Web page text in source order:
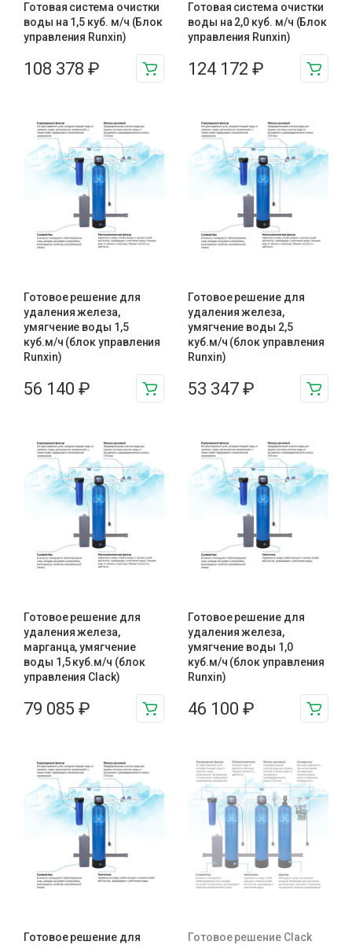
Готовая система очистки
воды на 1,5 куб. м/ч (Блок
управления Runxin)
108 378 ₽
Готовая система очистки
воды на 2,0 куб. м/ч (Блок
управления Runxin)
124 172 ₽
Готовое решение для
удаления железа,
умягчение воды 1,5
куб.м/ч (блок управления
Runxin)
56 140 ₽
Готовое решение для
удаления железа,
умягчение воды 2,5
куб.м/ч (блок управления
Runxin)
53 347 ₽
Готовое решение для
удаления железа,
марганца, умягчение
воды 1,5 куб.м/ч (блок
управления Clack)
79 085 ₽
Готовое решение для
удаления железа,
умягчение воды 1,0
куб.м/ч (блок управления
Runxin)
46 100 ₽
Готовое решение для Готовое решение Clack